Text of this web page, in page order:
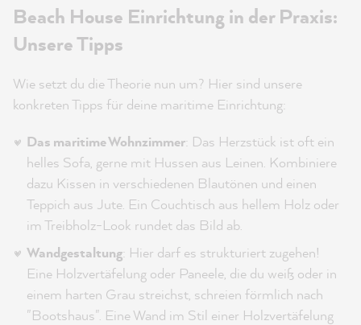
Beach House Einrichtung in der Praxis:
Unsere Tipps
Wie setzt du die Theorie nun um? Hier sind unsere
konkreten Tipps für deine maritime Einrichtung:
Das maritime Wohnzimmer: Das Herzstück ist oft ein
helles Sofa, gerne mit Hussen aus Leinen. Kombiniere
dazu Kissen in verschiedenen Blautönen und einen
Teppich aus Jute. Ein Couchtisch aus hellem Holz oder
im Treibholz-Look rundet das Bild ab.
Wandgestaltung: Hier darf es strukturiert zugehen!
Eine Holzvertäfelung oder Paneele, die du weiß oder in
einem harten Grau streichst, schreien förmlich nach
"Bootshaus". Eine Wand im Stil einer Holzvertäfelung